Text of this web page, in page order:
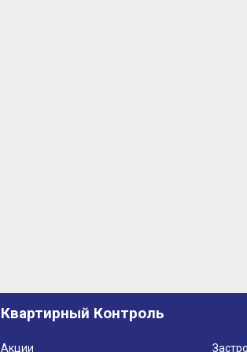
Квартирный Контроль
Акции